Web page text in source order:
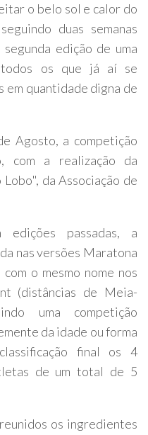
o belo sol e calor do
duas semanas
edição de uma
todos os que já aí se
em quantidade digna de
Agosto, a competição
com a realização da
da Associação de
passadas, a
nas versões Maratona
o mesmo nome nos
(distâncias de Meia-
uma competição
da idade ou forma
final os 4
de um total de 5
os ingredientes